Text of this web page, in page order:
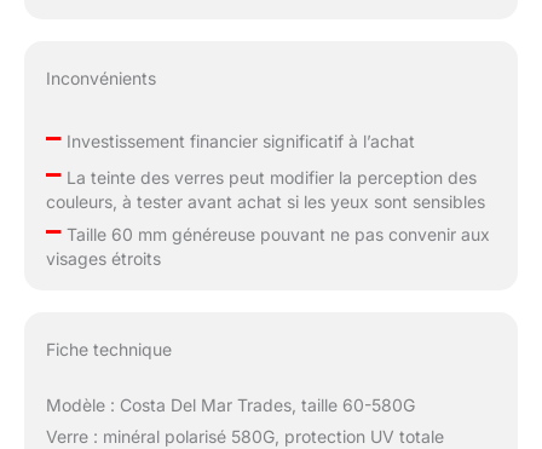
Inconvénients
–Investissement financier significatif à l’achat
–La teinte des verres peut modifier la perception des
couleurs, à tester avant achat si les yeux sont sensibles
–Taille 60 mm généreuse pouvant ne pas convenir aux
visages étroits
Fiche technique
Modèle : Costa Del Mar Trades, taille 60-580G
Verre : minéral polarisé 580G, protection UV totale